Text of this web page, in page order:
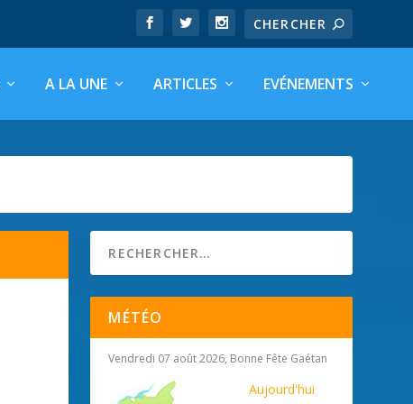
A LA UNE ARTICLES EVÉNEMENTS
MÉTÉO
Vendredi 07 août 2026, Bonne Fête Gaétan
Aujourd'hui